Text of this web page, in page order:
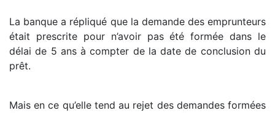
La banque a répliqué que la demande des emprunteurs
était prescrite pour n’avoir pas été formée dans le
délai de 5 ans à compter de la date de conclusion du
prêt.
Mais en ce qu’elle tend au rejet des demandes formées